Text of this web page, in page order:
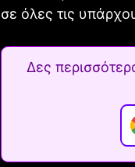
σε όλες τις
Δες